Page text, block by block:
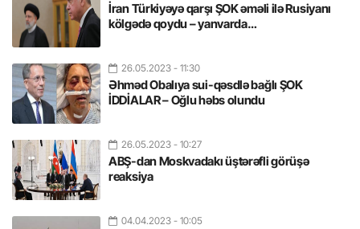
İran Türkiyəyə qarşı ŞOK əməli ilə Rusiyanı
kölgədə qoydu – yanvarda…
26.05.2023 - 11:30
Əhməd Obalıya sui-qəsdlə bağlı ŞOK
İDDİALAR – Oğlu həbs olundu
26.05.2023 - 10:27
ABŞ-dan Moskvadakı üştərəfli görüşə
reaksiya
04.04.2023 - 10:05